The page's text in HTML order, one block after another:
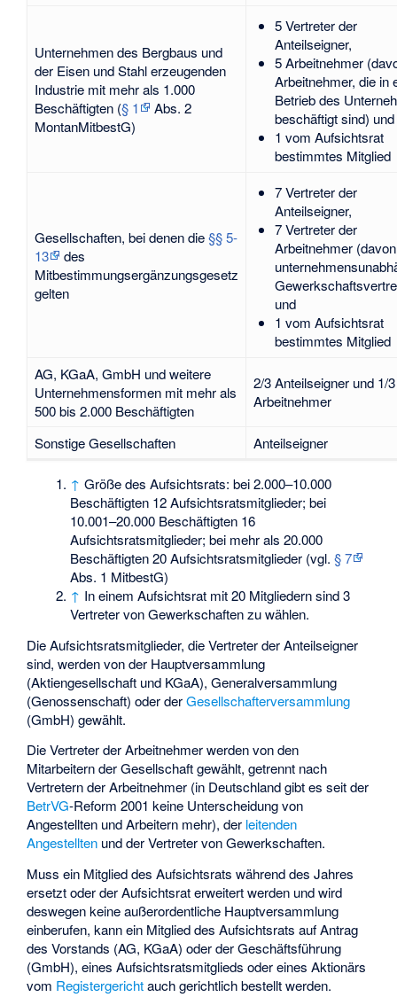
Unternehmen des Bergbaus und
der Eisen und Stahl erzeugenden
Industrie mit mehr als 1.000
Beschäftigten (§ 1
Abs. 2
MontanMitbestG)
5 Vertreter der
Anteilseigner,
5 Arbeitnehmer
Arbeitnehmer, die in
Betrieb des
beschäftigt sind) und
1 vom Aufsichtsrat
bestimmtes Mitglied
Gesellschaften, bei denen die§§ 5-
13
des
Mitbestimmungsergänzungsgesetz
gelten
7 Vertreter der
Anteilseigner,
7 Vertreter der
Arbeitnehmer
und
1 vom Aufsichtsrat
bestimmtes Mitglied
AG, KGaA, GmbH und weitere
Unternehmensformen mit mehr als
500 bis 2.000 Beschäftigten
2/3 Anteilseigner und 1/3
Arbeitnehmer
Sonstige Gesellschaften Anteilseigner
↑ Größe des Aufsichtsrats: bei 2.000–10.000
Beschäftigten 12 Aufsichtsratsmitglieder; bei
10.001–20.000 Beschäftigten 16
Aufsichtsratsmitglieder; bei mehr als 20.000
Beschäftigten 20 Aufsichtsratsmitglieder (vgl.§ 7
Abs. 1 MitbestG)
↑ In einem Aufsichtsrat mit 20 Mitgliedern sind 3
Vertreter von Gewerkschaften zu wählen.
Die Aufsichtsratsmitglieder, die Vertreter der Anteilseigner
sind, werden von der Hauptversammlung
(Aktiengesellschaft und KGaA), Generalversammlung
(Genossenschaft) oder derGesellschafterversammlung
(GmbH) gewählt.
Die Vertreter der Arbeitnehmer werden von den
Mitarbeitern der Gesellschaft gewählt, getrennt nach
Vertretern der Arbeitnehmer (in Deutschland gibt es seit der
BetrVG-Reform 2001 keine Unterscheidung von
Angestellten und Arbeitern mehr), der leitenden
Angestellten und der Vertreter von Gewerkschaften.
Muss ein Mitglied des Aufsichtsrats während des Jahres
ersetzt oder der Aufsichtsrat erweitert werden und wird
deswegen keine außerordentliche Hauptversammlung
einberufen, kann ein Mitglied des Aufsichtsrats auf Antrag
des Vorstands (AG, KGaA) oder der Geschäftsführung
(GmbH), eines Aufsichtsratsmitglieds oder eines Aktionärs
vom Registergerichtauch gerichtlich bestellt werden.